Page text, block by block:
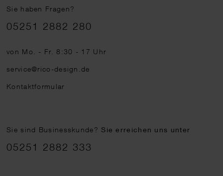
Sie haben Fragen?
Telefonnummer
05251 2882 280
von Mo. - Fr. 8:30 - 17 Uhr
service@rico-design.de
Kontaktformular
Sie sind Businesskunde?Sie erreichen uns unter
05251 2882 333